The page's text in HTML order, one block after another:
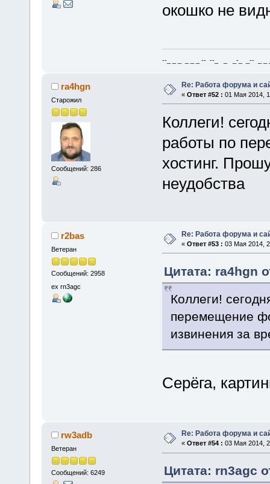
окошко не
--_ _ _ _ _ _ -- --_ _ _-_ _-- _ _
ra4hgn
Старожил
Сообщений: 286
Re: Работа форума и
« Ответ #52 : 01 Мая 2014,
Коллеги!
работы по
хостинг.
неудобства
r2bas
Ветеран
Сообщений: 2958
ex rn3agc
Re: Работа форума и
« Ответ #53 : 03 Мая 2014,
Цитата: ra4hgn
Коллеги!
перемещение
извинения за
Серёга,
rw3adb
Ветеран
Сообщений: 6249
Re: Работа форума и
« Ответ #54 : 03 Мая 2014,
Цитата: rn3agc